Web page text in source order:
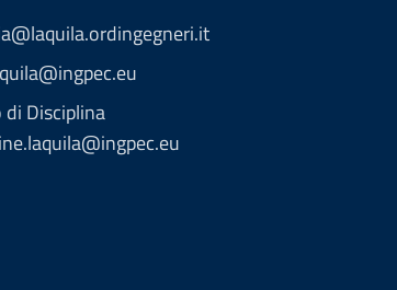
di Disciplina